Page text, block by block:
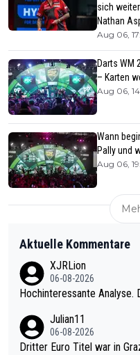
sich
Nathan
Aug 06,
Darts WM
– Karten
Aug 06,
Wann
Pally und
Aug 06,
Aktuelle Kommentare
XJRLion
06-08-2026
Hochinteressante Analyse.
Julian11
06-08-2026
Dritter Euro Titel war in